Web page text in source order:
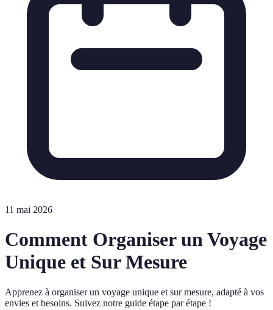
11 mai 2026
Comment Organiser un Voyage
Unique et Sur Mesure
Apprenez à organiser un voyage unique et sur mesure, adapté à vos
envies et besoins. Suivez notre guide étape par étape !